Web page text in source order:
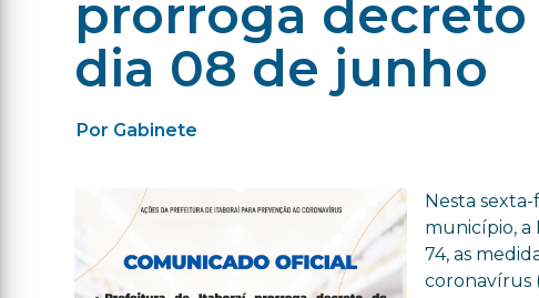
prorroga
dia 08 de junho
Por Gabinete
Nesta
município,
74, as
coronavírus